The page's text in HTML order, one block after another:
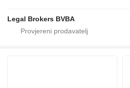
Legal Brokers BVBA